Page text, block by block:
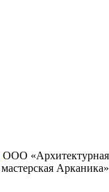
ООО «Архитектурная
мастерская Арканика»